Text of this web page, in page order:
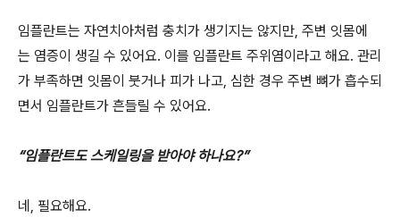
임플란트는 자연치아처럼 충치가 생기지는 않지만, 주변 잇몸에
는 염증이 생길 수 있어요. 이를 임플란트 주위염이라고 해요. 관리
가 부족하면 잇몸이 붓거나 피가 나고, 심한 경우 주변 뼈가 흡수되
면서 임플란트가 흔들릴 수 있어요.
“임플란트도 스케일링을 받아야 하나요?”
네, 필요해요.